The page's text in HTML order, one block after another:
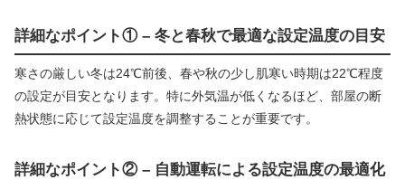
詳細なポイント① – 冬と春秋で最適な設定温度の目安
寒さの厳しい冬は24℃前後、春や秋の少し肌寒い時期は22℃程度
の設定が目安となります。特に外気温が低くなるほど、部屋の断
熱状態に応じて設定温度を調整することが重要です。
詳細なポイント② – 自動運転による設定温度の最適化